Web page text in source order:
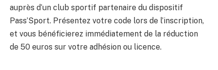
auprès d’un club sportif partenaire du dispositif
Pass’Sport. Présentez votre code lors de l’inscription,
et vous bénéficierez immédiatement de la réduction
de 50 euros sur votre adhésion ou licence.